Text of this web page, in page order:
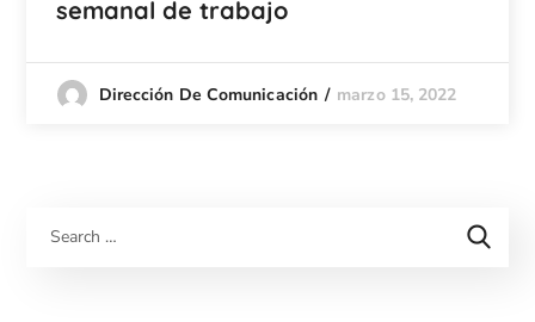
semanal de trabajo
Dirección De Comunicación marzo 15, 2022